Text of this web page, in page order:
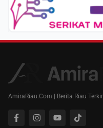
AmiraRiau.Com | Berita Riau